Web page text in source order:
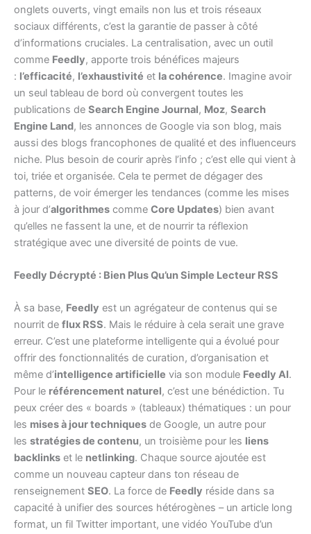
onglets ouverts, vingt emails non lus et trois réseaux
sociaux différents, c’est la garantie de passer à côté
d’informations cruciales. La centralisation, avec un outil
comme Feedly, apporte trois bénéfices majeurs
: l’efficacité, l’exhaustivité et la cohérence. Imagine avoir
un seul tableau de bord où convergent toutes les
publications de Search Engine Journal, Moz, Search
Engine Land, les annonces de Google via son blog, mais
aussi des blogs francophones de qualité et des influenceurs
niche. Plus besoin de courir après l’info ; c’est elle qui vient à
toi, triée et organisée. Cela te permet de dégager des
patterns, de voir émerger les tendances (comme les mises
à jour d’algorithmes comme Core Updates) bien avant
qu’elles ne fassent la une, et de nourrir ta réflexion
stratégique avec une diversité de points de vue.
Feedly Décrypté : Bien Plus Qu’un Simple Lecteur RSS
À sa base, Feedly est un agrégateur de contenus qui se
nourrit de flux RSS. Mais le réduire à cela serait une grave
erreur. C’est une plateforme intelligente qui a évolué pour
offrir des fonctionnalités de curation, d’organisation et
même d’intelligence artificielle via son module Feedly AI.
Pour le référencement naturel, c’est une bénédiction. Tu
peux créer des « boards » (tableaux) thématiques : un pour
les mises à jour techniques de Google, un autre pour
les stratégies de contenu, un troisième pour les liens
backlinks et le netlinking. Chaque source ajoutée est
comme un nouveau capteur dans ton réseau de
renseignement SEO. La force de Feedly réside dans sa
capacité à unifier des sources hétérogènes – un article long
format, un fil Twitter important, une vidéo YouTube d’un